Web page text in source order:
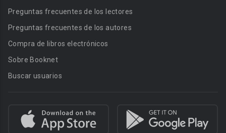
Preguntas frecuentes de los lectores
Preguntas frecuentes de los autores
Compra de libros electrónicos
Sobre Booknet
Buscar usuarios